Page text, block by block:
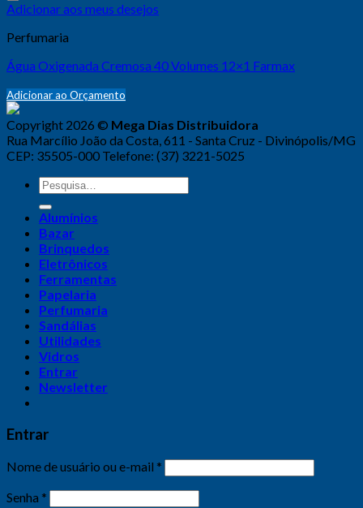
Adicionar aos meus desejos
Perfumaria
Água Oxigenada Cremosa 40 Volumes 12×1 Farmax
Adicionar ao Orçamento
Copyright 2026 © Mega Dias Distribuidora
Rua Marcílio João da Costa, 611 - Santa Cruz - Divinópolis/MG
CEP: 35505-000 Telefone: (37) 3221-5025
Alumínios
Bazar
Brinquedos
Eletrônicos
Ferramentas
Papelaria
Perfumaria
Sandálias
Utilidades
Vidros
Entrar
Newsletter
Entrar
Nome de usuário ou e-mail *
Senha *